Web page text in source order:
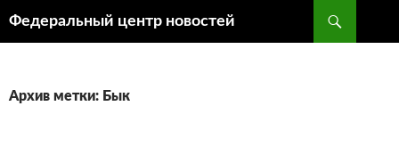
Федеральный центр новостей
Архив метки: Бык